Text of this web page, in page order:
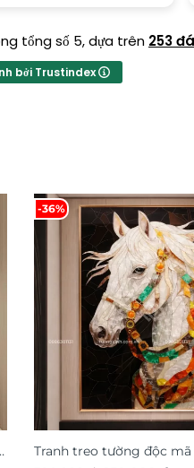
tổng số 5,dựa trên 253
bởi Trustindex
-36%
Tranh treo tường độc